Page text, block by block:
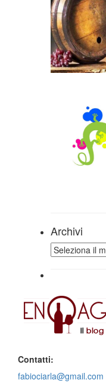
Archivi
Archivi
Contatti:
fabiociarla@gmail.com